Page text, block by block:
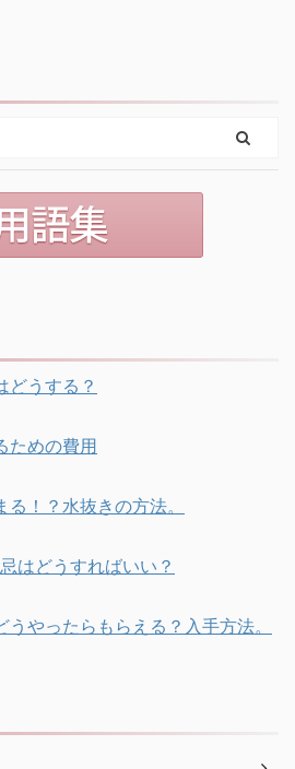
どうする？
ための費用
！？水抜きの方法。
はどうすればいい？
うやったらもらえる？入手方法。